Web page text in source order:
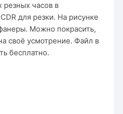
резных часов в
для резки. На рисунке
Можно покрасить,
своё усмотрение. Файл в
бесплатно.